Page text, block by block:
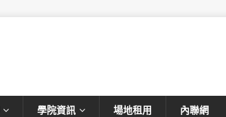
學院資訊 場地租用 內聯網